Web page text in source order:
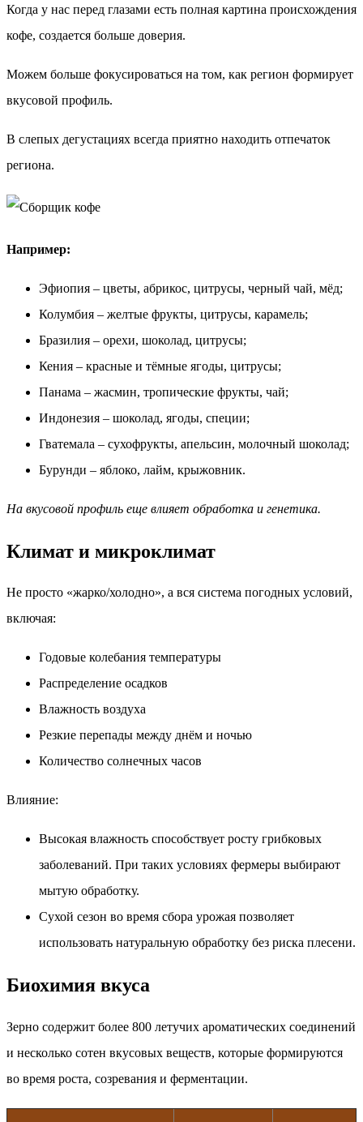
Когда у нас перед глазами есть полная картина происхождения
кофе, создается больше доверия.
Можем больше фокусироваться на том, как регион формирует
вкусовой профиль.
В слепых дегустациях всегда приятно находить отпечаток
региона.
Например:
Эфиопия – цветы, абрикос, цитрусы, черный чай, мёд;
Колумбия – желтые фрукты, цитрусы, карамель;
Бразилия – орехи, шоколад, цитрусы;
Кения – красные и тёмные ягоды, цитрусы;
Панама – жасмин, тропические фрукты, чай;
Индонезия – шоколад, ягоды, специи;
Гватемала – сухофрукты, апельсин, молочный шоколад;
Бурунди – яблоко, лайм, крыжовник.
На вкусовой профиль еще влияет обработка и генетика.
Климат и микроклимат
Не просто «жарко/холодно», а вся система погодных условий,
включая:
Годовые колебания температуры
Распределение осадков
Влажность воздуха
Резкие перепады между днём и ночью
Количество солнечных часов
Влияние:
Высокая влажность способствует росту грибковых
заболеваний. При таких условиях фермеры выбирают
мытую обработку.
Сухой сезон во время сбора урожая позволяет
использовать натуральную обработку без риска плесени.
Биохимия вкуса
Зерно содержит более 800 летучих ароматических соединений
и несколько сотен вкусовых веществ, которые формируются
во время роста, созревания и ферментации.